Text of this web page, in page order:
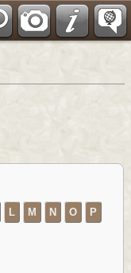
L M N O P